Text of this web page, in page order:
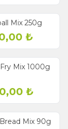
Mix 250g
₺
Mix 1000g
₺
Mix 90g